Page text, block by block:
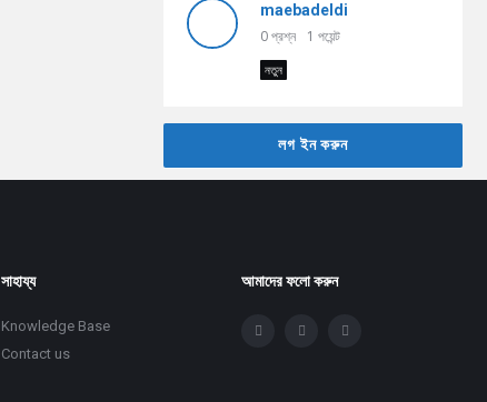
maebadeldi
0প্রশ্ন 1 পয়েন্ট
নতুন
লগ ইন করুন
সাহায্য
Knowledge Base
Contact us
আমাদের ফলো করুন